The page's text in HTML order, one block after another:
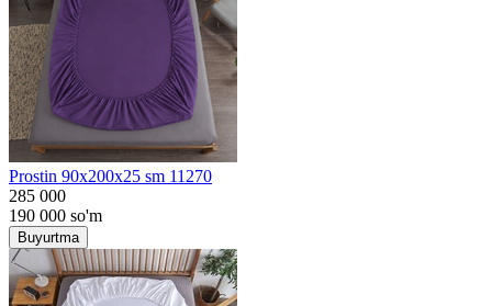
Prostin 90x200x25 sm 11270
285 000
190 000 so'm
Buyurtma